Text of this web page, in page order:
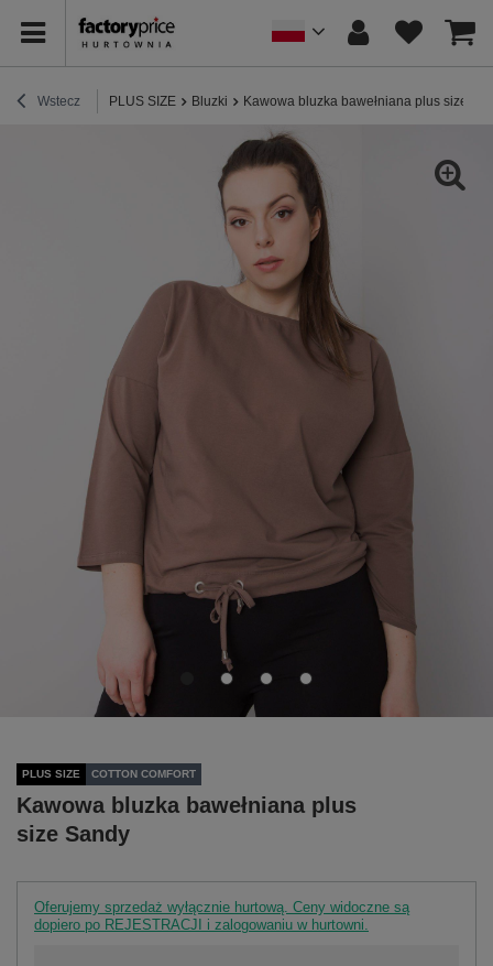
Wstecz PLUS SIZE Bluzki Kawowa bluzka bawełniana plus size
PLUS SIZE COTTON COMFORT
Kawowa bluzka bawełniana plus
size Sandy
Oferujemy sprzedaż wyłącznie hurtową. Ceny widoczne są
dopiero po REJESTRACJI i zalogowaniu w hurtowni.